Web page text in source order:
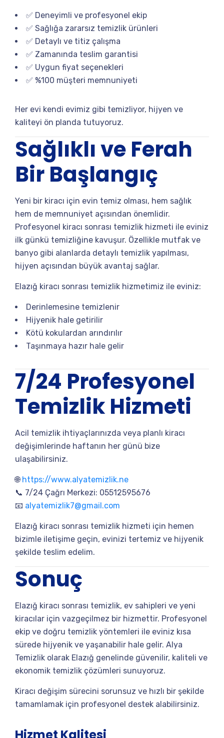
✅ Deneyimli ve profesyonel ekip
✅ Sağlığa zararsız temizlik ürünleri
✅ Detaylı ve titiz çalışma
✅ Zamanında teslim garantisi
✅ Uygun fiyat seçenekleri
✅ %100 müşteri memnuniyeti
Her evi kendi evimiz gibi temizliyor, hijyen ve
kaliteyi ön planda tutuyoruz.
Sağlıklı ve Ferah
Bir Başlangıç
Yeni bir kiracı için evin temiz olması, hem sağlık
hem de memnuniyet açısından önemlidir.
Profesyonel kiracı sonrası temizlik hizmeti ile eviniz
ilk günkü temizliğine kavuşur. Özellikle mutfak ve
banyo gibi alanlarda detaylı temizlik yapılması,
hijyen açısından büyük avantaj sağlar.
Elazığ kiracı sonrası temizlik hizmetimiz ile eviniz:
Derinlemesine temizlenir
Hijyenik hale getirilir
Kötü kokulardan arındırılır
Taşınmaya hazır hale gelir
7/24 Profesyonel
Temizlik Hizmeti
Acil temizlik ihtiyaçlarınızda veya planlı kiracı
değişimlerinde haftanın her günü bize
ulaşabilirsiniz.
🌐 https://www.alyatemizlik.ne
📞 7/24 Çağrı Merkezi: 05512595676
📧 alyatemizlik7@gmail.com
Elazığ kiracı sonrası temizlik hizmeti için hemen
bizimle iletişime geçin, evinizi tertemiz ve hijyenik
şekilde teslim edelim.
Sonuç
Elazığ kiracı sonrası temizlik, ev sahipleri ve yeni
kiracılar için vazgeçilmez bir hizmettir. Profesyonel
ekip ve doğru temizlik yöntemleri ile eviniz kısa
sürede hijyenik ve yaşanabilir hale gelir. Alya
Temizlik olarak Elazığ genelinde güvenilir, kaliteli ve
ekonomik temizlik çözümleri sunuyoruz.
Kiracı değişim sürecini sorunsuz ve hızlı bir şekilde
tamamlamak için profesyonel destek alabilirsiniz.